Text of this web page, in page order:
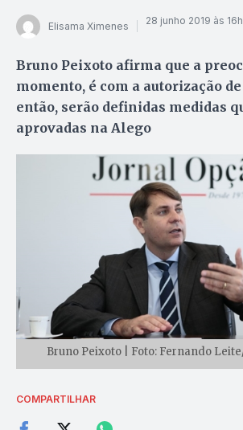
Elisama Ximenes 28 junho 2019 às
Bruno Peixoto afirma que a
momento, é com a autorização
então, serão definidas medidas
aprovadas na Alego
Bruno Peixoto | Foto: Fernando
COMPARTILHAR